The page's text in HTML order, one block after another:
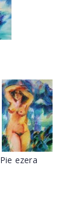
Pie ezera